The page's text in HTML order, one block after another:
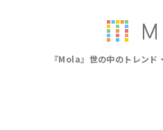
『Mola』世の中のトレンド